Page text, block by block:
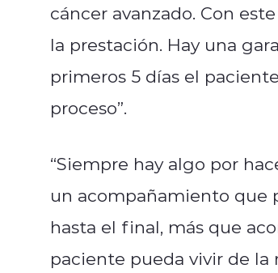
cáncer avanzado. Con
la prestación. Hay una
primeros 5 días el
proceso”.
“Siempre hay algo por
un acompañamiento que
hasta el final, más que
paciente pueda vivir de la